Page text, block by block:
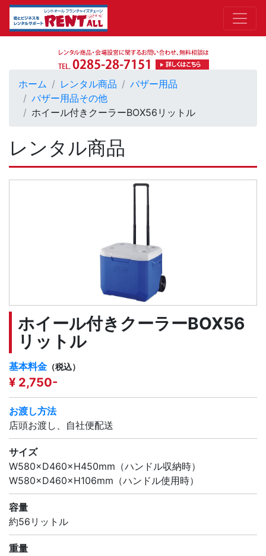
ホーム レンタル商品
バザー用品
バザー用品その他
ホイール付きクーラーBOX56リットル
レンタル商品
ホイール付きクーラーBOX56
リットル
基本料金 （税込）
¥ 2,750-
お渡し方法
店頭お渡し、自社便配送
サイズ
W580×D460×H450mm（ハンドル収納時）
W580×D460×H106mm（ハンドル使用時）
容量
約56リットル
重量